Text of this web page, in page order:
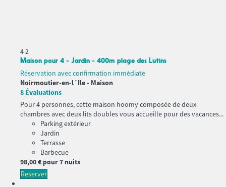
42
Maison pour 4 - Jardin - 400m plage des Lutins
Réservation avec confirmation immédiate
Noirmoutier-en-l´Ile - Maison
8 Évaluations
Pour 4 personnes, cette maison hoomy composée de deux
chambres avec deux lits doubles vous accueille pour des vacances...
Parking extérieur
Jardin
Terrasse
Barbecue
98,00 € pour 7 nuits
Reserver